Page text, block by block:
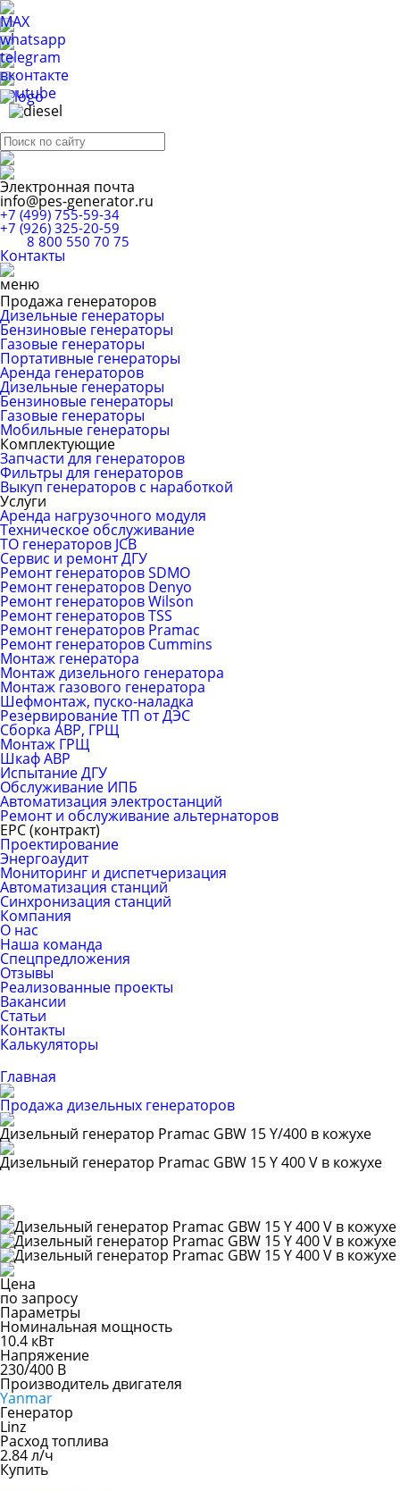
Электронная почта
info@pes-generator.ru
+7 (499) 755-59-34
+7 (926) 325-20-59
8 800 550 70 75
Контакты
Продажа генераторов
Дизельные генераторы
Бензиновые генераторы
Газовые генераторы
Портативные генераторы
Аренда генераторов
Дизельные генераторы
Бензиновые генераторы
Газовые генераторы
Мобильные генераторы
Комплектующие
Запчасти для генераторов
Фильтры для генераторов
Выкуп генераторов с наработкой
Услуги
Аренда нагрузочного модуля
Техническое обслуживание
ТО генераторов JCB
Сервис и ремонт ДГУ
Ремонт генераторов SDMO
Ремонт генераторов Denyo
Ремонт генераторов Wilson
Ремонт генераторов TSS
Ремонт генераторов Pramac
Ремонт генераторов Сummins
Монтаж генератора
Монтаж дизельного генератора
Монтаж газового генератора
Шефмонтаж, пуско-наладка
Резервирование ТП от ДЭС
Сборка АВР, ГРЩ
Монтаж ГРЩ
Шкаф АВР
Испытание ДГУ
Обслуживание ИПБ
Автоматизация электростанций
Ремонт и обслуживание альтернаторов
ЕРС (контракт)
Проектирование
Энергоаудит
Мониторинг и диспетчеризация
Автоматизация станций
Синхронизация станций
Компания
О нас
Наша команда
Спецпредложения
Отзывы
Реализованные проекты
Вакансии
Статьи
Контакты
Калькуляторы
Главная
Продажа дизельных генераторов
Дизельный генератор Pramac GBW 15 Y/400 в кожухе
Дизельный генератор Pramac GBW 15 Y 400 V в кожухе
Цена
по запросу
Параметры
Номинальная мощность
10.4 кВт
Напряжение
230/400 В
Производитель двигателя
Yanmar
Генератор
Linz
Расход топлива
2.84 л/ч
Купить